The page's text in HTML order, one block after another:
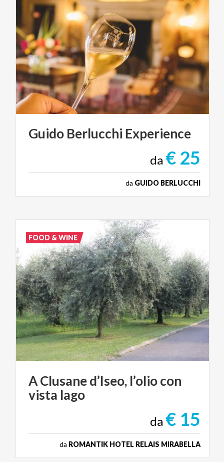
Guido Berlucchi Experience
da € 25
da GUIDO BERLUCCHI
AClusaned’Iseo, l’oliocon
vista lago
da € 15
da ROMANTIK HOTEL RELAIS MIRABELLA
FOOD & WINE